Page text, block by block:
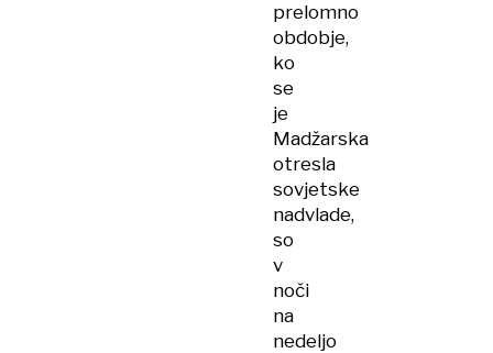
prelomno
obdobje,
ko
se
je
Madžarska
otresla
sovjetske
nadvlade,
so
v
noči
na
nedeljo